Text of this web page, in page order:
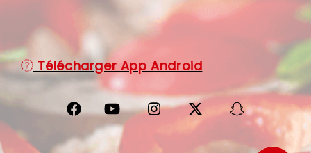
Télécharger App Android